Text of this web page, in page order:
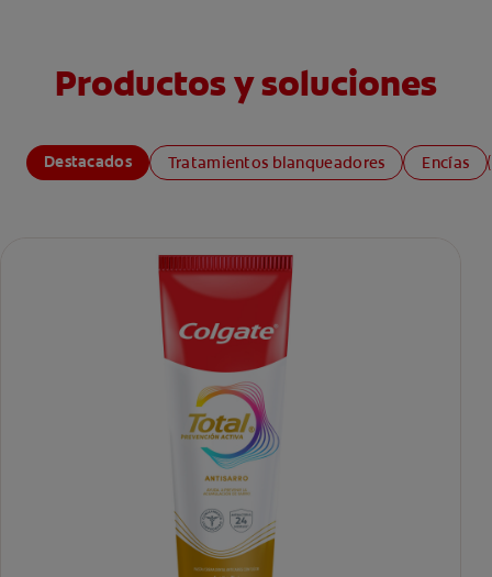
Productos y soluciones
Destacados Tratamientos blanqueadores Encías